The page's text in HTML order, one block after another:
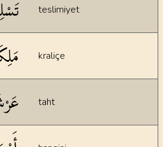
teslimiyet
kraliçe
taht